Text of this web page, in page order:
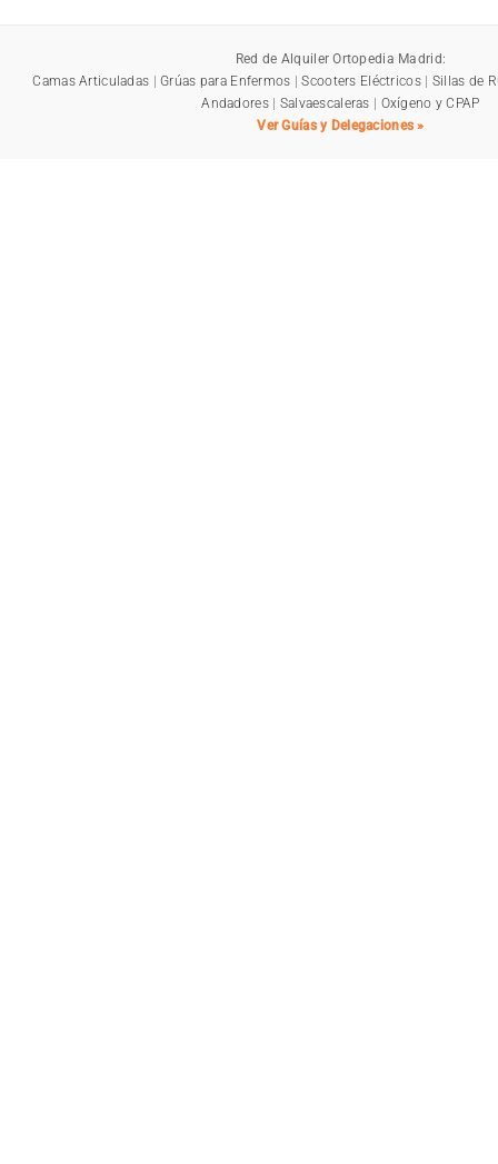
Red de Alquiler Ortopedia Madrid:
Camas Articuladas |Grúas para Enfermos |Scooters Eléctricos| Sillas de
Andadores| Salvaescaleras | Oxígeno y CPAP
Ver Guías y Delegaciones »